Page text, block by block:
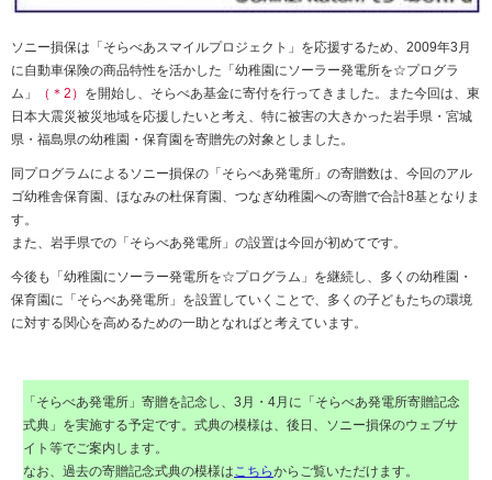
ソニー損保は「そらべあスマイルプロジェクト」を応援するため、2009年3月
に自動車保険の商品特性を活かした「幼稚園にソーラー発電所を☆プログラ
ム」
（＊2） を開始し、そらべあ基金に寄付を行ってきました。また今回は、東
日本大震災被災地域を応援したいと考え、特に被害の大きかった岩手県・宮城
県・福島県の幼稚園・保育園を寄贈先の対象としました。
同プログラムによるソニー損保の「そらべあ発電所」の寄贈数は、今回のアル
ゴ幼稚舎保育園、ほなみの杜保育園、つなぎ幼稚園への寄贈で合計8基となりま
す。
また、岩手県での「そらべあ発電所」の設置は今回が初めてです。
今後も「幼稚園にソーラー発電所を☆プログラム」を継続し、多くの幼稚園・
保育園に「そらべあ発電所」を設置していくことで、多くの子どもたちの環境
に対する関心を高めるための一助となればと考えています。
「そらべあ発電所」寄贈を記念し、3月・4月に「そらべあ発電所寄贈記念
式典」を実施する予定です。式典の模様は、後日、ソニー損保のウェブサ
イト等でご案内します。
なお、過去の寄贈記念式典の模様は こちらからご覧いただけます。